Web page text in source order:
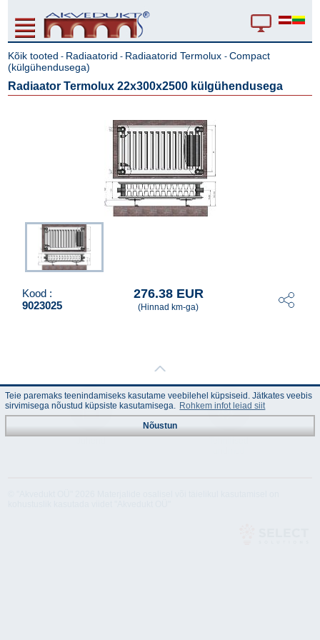
Kõik tooted - Radiaatorid - Radiaatorid Termolux-Compact
(külgühendusega)
Radiaator Termolux 22x300x2500 külgühendusega
Kood :
9023025
276.38 EUR
(Hinnad km-ga)
Teie paremaks teenindamiseks kasutame veebilehel küpsiseid. Jätkates veebis
sirvimisega nõustud küpsiste kasutamisega. Rohkem infot leiad siit
Nõustun